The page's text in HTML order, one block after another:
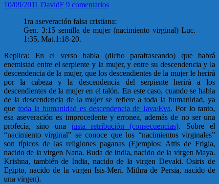
10/09/2011 DavidF 9 comentarios
1ra aseveración falsa cristiana:
Gen. 3:15 semilla de mujer (nacimiento virginal) Luc.
1:35, Mat.1:18-20.
Replica: En el verso habla (dicho parafraseando) que habrá
enemistad entre el serpiente y la mujer, y entre su descendencia y la
descendencia de la mujer, que los descendientes de la mujer le herirá
por la cabeza y la descendencia del serpiente herirá a los
descendientes de la mujer en el talón. En este caso, cuando se habla
de la descendencia de la mujer se refiere a toda la humanidad, ya
que toda la humanidad es descendencia de Java/Eva. Por lo tanto,
esa aseveración es improcedente y erronea, además de no ser una
profecía, sino una justa retribución (consecuencias). Sobre el
“nacimiento virginal” se conoce que los “nacimientos virginales”
son típicos de las religiones paganas (Ejemplos: Attis de Frigia,
nacido de la virgen Nana. Buda de India, nacido de la virgen Maya.
Krishna, también de India, nacido de la virgen Devaki. Osiris de
Egipto, nacido de la virgen Isis-Meri. Mithra de Persia, nacido de
una virgen).